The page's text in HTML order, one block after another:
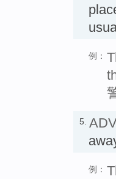
例：
5.
例：